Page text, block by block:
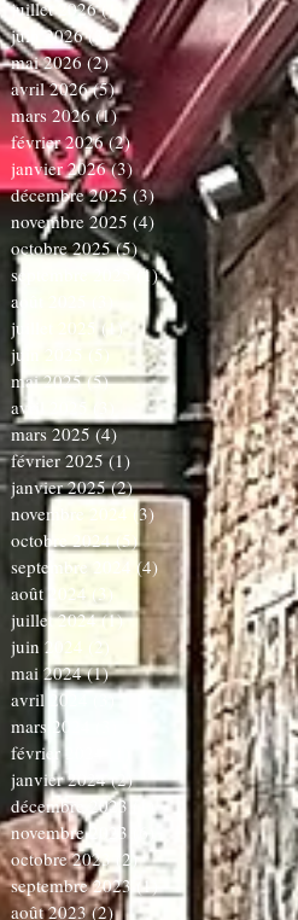
juillet 2026 (1)1 post
juin 2026 (3)3 posts
mai 2026 (2)2 posts
avril 2026 (5)5 posts
mars 2026 (1)1 post
février 2026 (2)2 posts
janvier 2026 (3)3 posts
décembre 2025 (3)3 posts
novembre 2025 (4) 4 posts
octobre 2025 (5)5 posts
septembre 2025
(1)1 post
août 2025
3 posts
juillet 2025 (1)
1 post
juin 2025
(5) 5 posts
mai 2025 (5)5 posts
avril 2025
3 posts
mars 2025 (4)4 posts
février 2025 (1)
janvier 2025 (2)2 posts
novembre 2024 (3) 3 posts
octobre 2024 (5)5 posts
septembre 2024 (4) 4 posts
août 2024 (3) 3 posts
juillet 2024 (1)1 post
juin 2024 (2) 2 posts
mai 2024 (1)1 post
avril 2024 (3)3 posts
mars 2024
février 2024
janvier 2024 (2)2 posts
décembre 2023 (1)
1 post
novembre 2023
(6)
6 posts
octobre 2023 (2)2 posts
septembre 2023 (1)
août 2023 (2)2 posts